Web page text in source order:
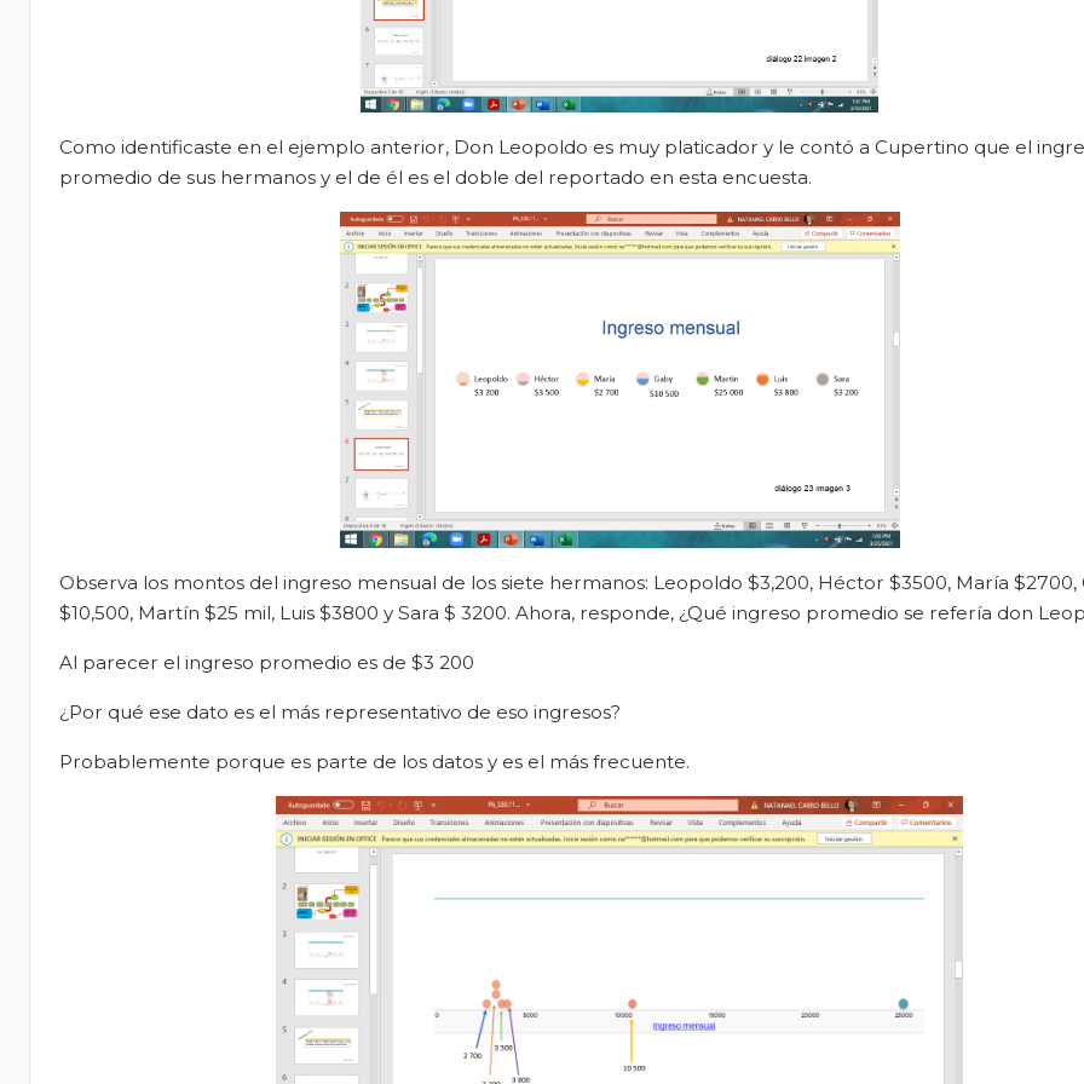
Como identificaste en el ejemplo anterior, Don Leopoldo es muy platicador y le contó a Cupertino que el
promedio de sus hermanos y el de él es el doble del reportado en esta encuesta.
Observa los montos del ingreso mensual de los siete hermanos: Leopoldo $3,200, Héctor $3500, María $2700,
$10,500, Martín $25 mil, Luis $3800 y Sara $ 3200. Ahora, responde, ¿Qué ingreso promedio se refería don
Al parecer el ingreso promedio es de $3 200
¿Por qué ese dato es el más representativo de eso ingresos?
Probablemente porque es parte de los datos y es el más frecuente.